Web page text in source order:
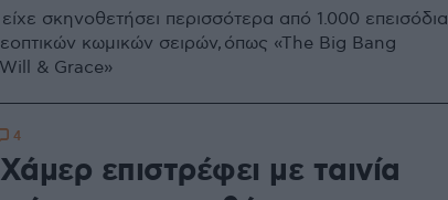
σκηνοθετήσει περισσότερα από 1.000 επεισόδια
κωμικών σειρών, όπως «The Big Bang
& Grace»
επιστρέφει με ταινία
4